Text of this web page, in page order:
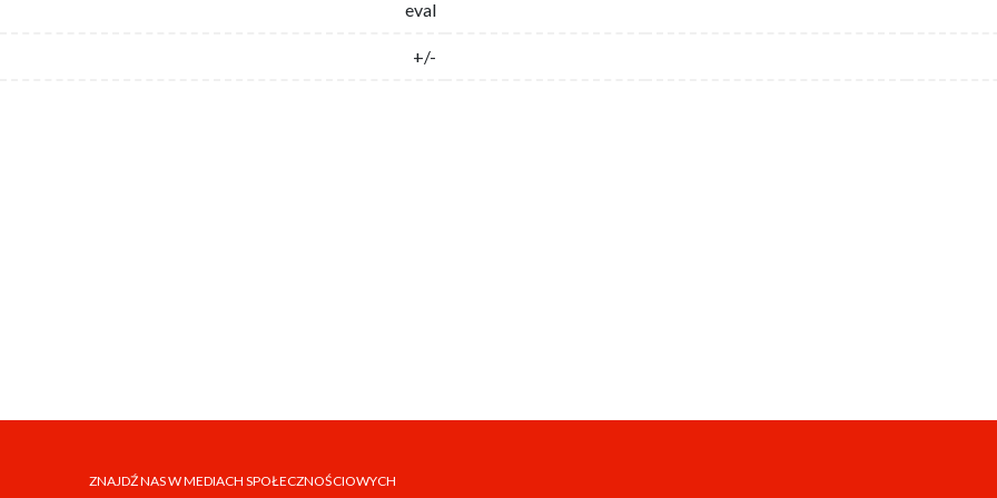
eval
+/-
ZNAJDŹ NAS W MEDIACH SPOŁECZNOŚCIOWYCH